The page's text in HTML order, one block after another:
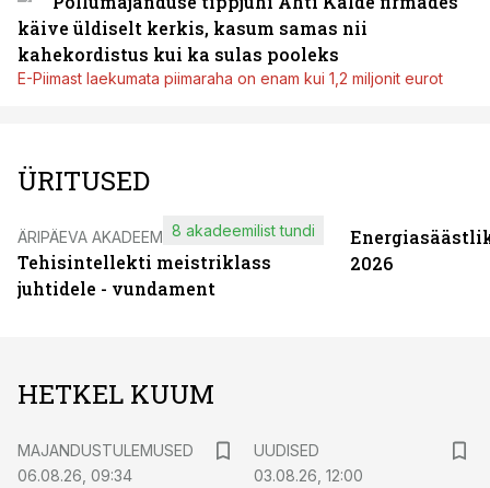
käive üldiselt kerkis, kasum samas nii
kahekordistus kui ka sulas pooleks
E-Piimast laekumata piimaraha on enam kui 1,2 miljonit eurot
ÜRITUSED
ÄRIPÄEVA AKADEEMIA
Tehisintellekti meistriklass
juhtidele - vundament
8 akadeemilist tundi
2026
HETKEL KUUM
MAJANDUSTULEMUSED
06.08.26, 09:34
UUDISED
03.08.26, 12:00